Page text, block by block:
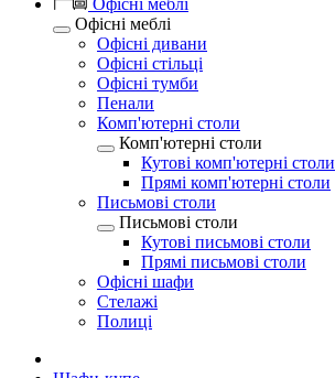
Офісні меблі
Офісні меблі
Офісні дивани
Офісні стільці
Офісні тумби
Пенали
Комп'ютерні столи
Комп'ютерні столи
Кутові комп'ютерні столи
Прямі комп'ютерні столи
Письмові столи
Письмові столи
Кутові письмові столи
Прямі письмові столи
Офісні шафи
Стелажі
Полиці